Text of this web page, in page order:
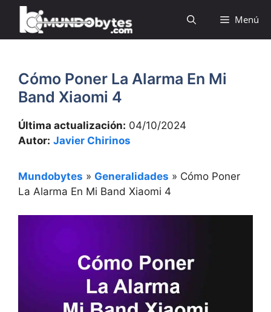
Saltar
contenido
Menú
Cómo Poner La Alarma En Mi
Band Xiaomi 4
Última actualización: 04/10/2024
Autor: Javier Chirinos
Mundobytes » Generalidades » Cómo Poner
La Alarma En Mi Band Xiaomi 4